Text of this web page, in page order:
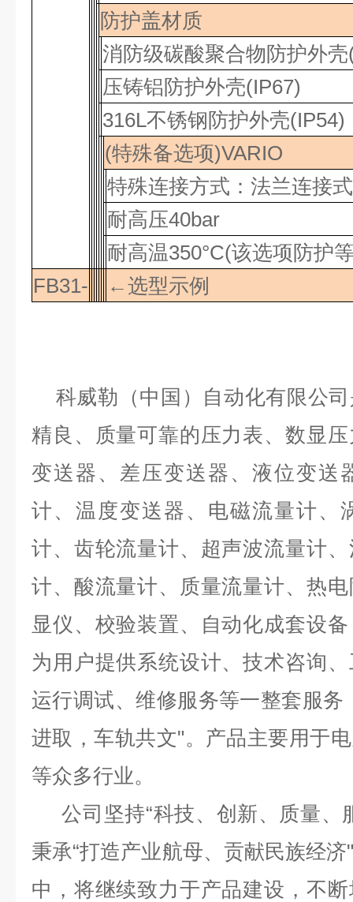
防护盖材质
消防级碳酸聚合物防护外壳
压铸铝防护外壳(IP67)
316L不锈钢防护外壳(IP54)
(特殊备选项)VARIO
特殊连接方式：法兰连接式
耐高压40bar
耐高温350°C(该选项防护
FB31-
←选型示例
科威勒（中国）自动化有限公
精良、质量可靠的压力表、数显
变送器、差压变送器、液位变送
计、温度变送器、电磁流量计、
计、齿轮流量计、超声波流量计
计、酸流量计、质量流量计、热
显仪、校验装置、自动化成套设
为用户提供系统设计、技术咨询
运行调试、维修服务等一整套服务
进取，车轨共文"。产品主要用于
等众多行业。
公司坚持“科技、创新、质量、
秉承“打造产业航母、贡献民族经济
中，将继续致力于产品建设，不